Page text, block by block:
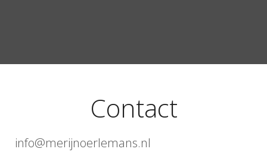
Contact
info@merijnoerlemans.nl